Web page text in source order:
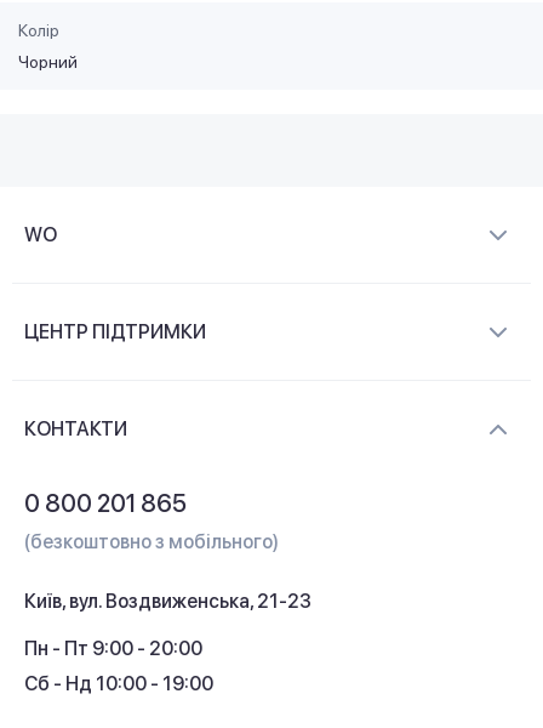
Колір
Чорний
WO
Контакти
ЦЕНТР ПІДТРИМКИ
Кешбек
КОНТАКТИ
0 800 201 865
(безкоштовно з мобільного)
Київ, вул. Воздвиженська, 21-23
Пн - Пт 9:00 - 20:00
Сб - Нд 10:00 - 19:00